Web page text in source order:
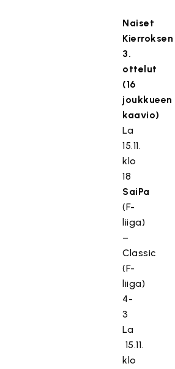
Naiset
Kierroksen
3.
ottelut
(16
joukkueen
kaavio)
La
15.11.
klo
18
SaiPa
(F-
liiga)
–
Classic
(F-
liiga)
4-
3
La
15.11.
klo